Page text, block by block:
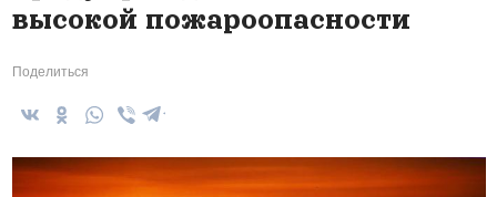
высокой пожароопасности
Поделиться